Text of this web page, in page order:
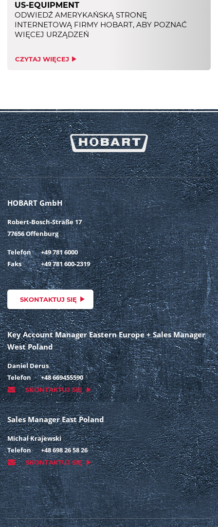
US-EQUIPMENT
ODWIEDŹ AMERYKAŃSKĄ STRONĘ
INTERNETOWĄ FIRMY HOBART, ABY POZNAĆ
WIĘCEJ URZĄDZEŃ
CZYTAJ WIĘCEJ
HOBART GmbH
Robert-Bosch-Straße 17
77656 Offenburg
Telefon
+49 781 6000
Faks
+49 781 600-2319
SKONTAKTUJ SIĘ
Key Account Manager Eastern Europe + Sales Manager
West Poland
Daniel Derus
Telefon
+48 669455590
SKONTAKTUJ SIĘ
Sales Manager East Poland
Michal Krajewski
Telefon
+48 698 26 58 26
SKONTAKTUJ SIĘ